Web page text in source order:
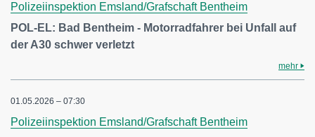
Polizeiinspektion Emsland/Grafschaft Bentheim
POL-EL: Bad Bentheim - Motorradfahrer bei Unfall auf
der A30 schwer verletzt
mehr
01.05.2026 – 07:30
Polizeiinspektion Emsland/Grafschaft Bentheim